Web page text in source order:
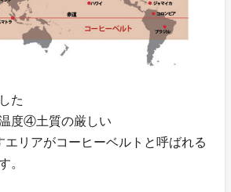
た
度④土質の厳しい
エリアがコーヒーベルトと呼ばれる
。